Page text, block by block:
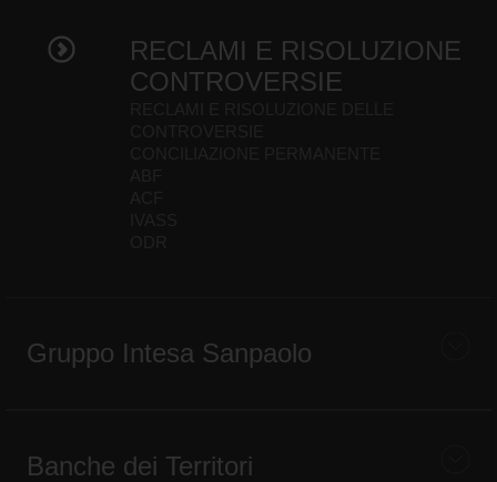
RECLAMI E RISOLUZIONE
CONTROVERSIE
Gruppo Intesa Sanpaolo
Banche dei Territori